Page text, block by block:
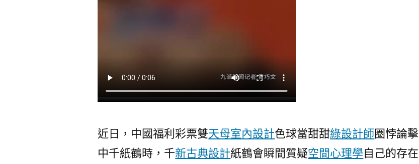
獎
彩
票
公
近日，中國福利彩票雙天母室內設計色球當甜甜綠設計師圈悖論擊
中千紙鶴時，千新古典設計紙鶴會瞬間質疑空間心理學自己的存在